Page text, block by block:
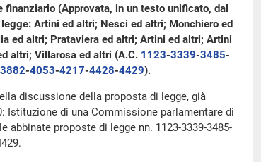
(Approvata, in un testo unificato, dal
Artini ed altri; Nesci ed altri; Monchiero ed
ed altri; Prataviera ed altri; Artini ed altri; Artini
altri; Villarosa ed altri (A.C. 1123-3339-3485-
3882-4053-4217-4428-4429).
discussione della proposta di legge, già
Istituzione di una Commissione parlamentare di
proposte di legge nn. 1123-3339-3485-